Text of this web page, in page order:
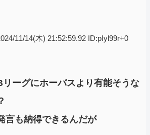
11/14(木) 21:52:59.92 ID:pIyl99r+0
リーグにホーバスより有能そうな
言も納得できるんだが